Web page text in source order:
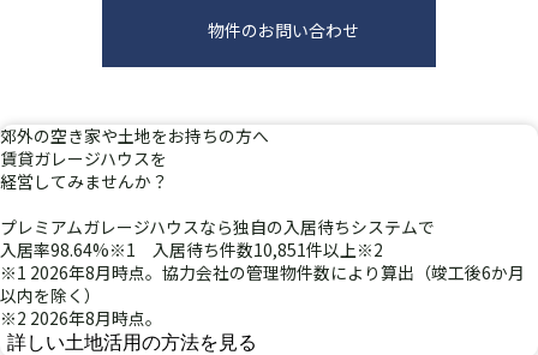
物件のお問い合わせ
郊外の空き家や土地をお持ちの方へ
賃貸ガレージハウスを
経営 してみませんか？
プレミアムガレージハウスなら独自の入居待ちシステムで
入居率98.64%※1 入居待ち件数10,851件以上※2
※1 2026年8月時点。協力会社の管理物件数により算出（竣工後6か月
以内を除く）
※2 2026年8月時点。
詳しい土地活用の方法を見る